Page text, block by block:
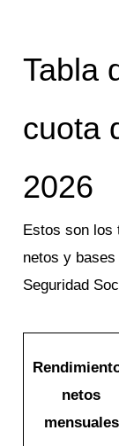
Tabla
cuota
2026
Estos son los
netos y
Seguridad
netos
mensuales